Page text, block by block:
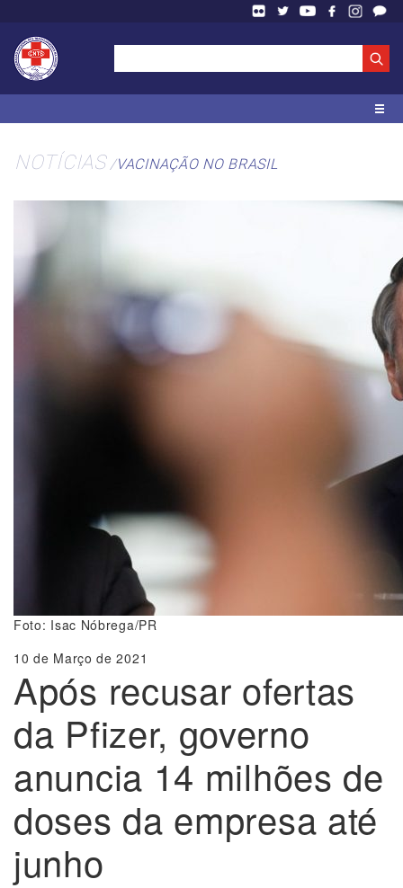
NOTÍCIAS VACINAÇÃO NO BRASIL
Foto: Isac Nóbrega/PR
10 de Março de 2021
Após recusar ofertas
da Pfizer, governo
anuncia 14 milhões de
doses da empresa até
junho